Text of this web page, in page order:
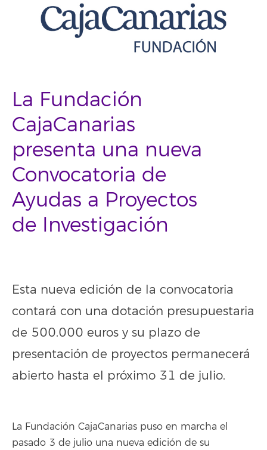
La Fundación
CajaCanarias
presenta una nueva
Convocatoria de
Ayudas a Proyectos
de Investigación
Esta nueva edición de la convocatoria
contará con una dotación presupuestaria
de 500.000 euros y su plazo de
presentación de proyectos permanecerá
abierto hasta el próximo 31 de julio.
La Fundación CajaCanarias puso en marcha el
pasado 3 de julio una nueva edición de su